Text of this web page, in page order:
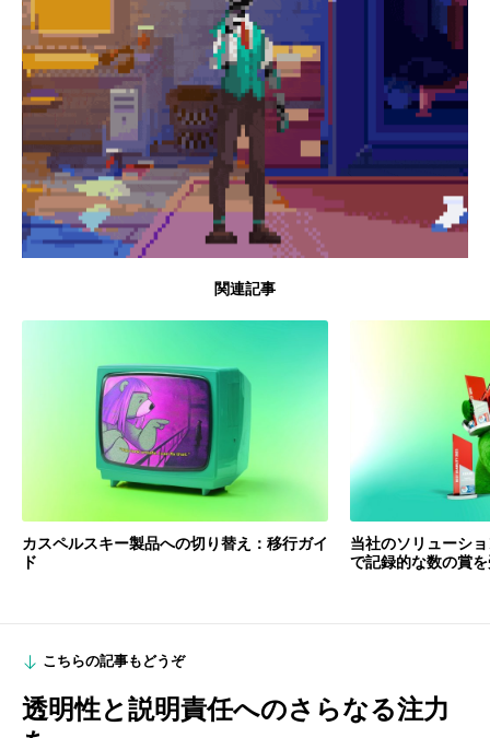
関連記事
カスペルスキー製品への切り替え：移行ガイ
ド
当社のソリューシ
で記録的な数の賞
こちらの記事もどうぞ
透明性と説明責任へのさらなる注力